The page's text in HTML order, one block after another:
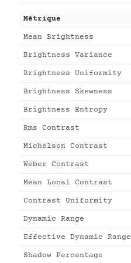
Métrique
Mean Brightness
Brightness Variance
Brightness Uniformity
Brightness Skewness
Brightness Entropy
Rms Contrast
Michelson Contrast
Weber Contrast
Mean Local Contrast
Contrast Uniformity
Dynamic Range
Effective Dynamic Range
Shadow Percentage